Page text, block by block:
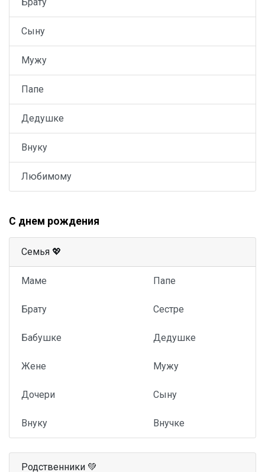
Сыну
Мужу
Папе
Дедушке
Внуку
Любимому
С днем рождения
Семья 💖
Маме Папе
Брату Сестре
Бабушке Дедушке
Жене Мужу
Дочери Сыну
Внуку Внучке
Родственники 💚